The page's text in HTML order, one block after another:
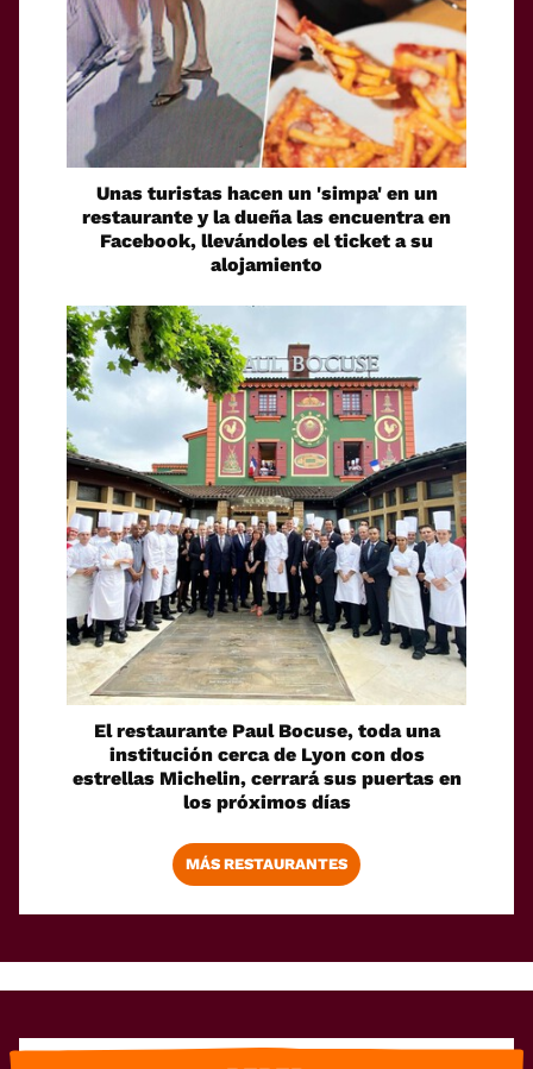
Unas turistas hacen un 'simpa' en un
restaurante y la dueña las encuentra en
Facebook, llevándoles el ticket a su
alojamiento
El restaurante Paul Bocuse, toda una
institución cerca de Lyon con dos
estrellas Michelin, cerrará sus puertas en
los próximos días
MÁS RESTAURANTES